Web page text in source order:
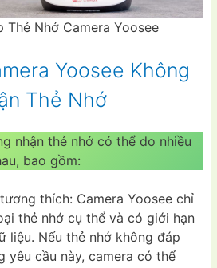
Thẻ Nhớ Camera Yoosee
Yoosee Không
Thẻ Nhớ
nhận thẻ nhớ có thể do nhiều
bao gồm:
thích: Camera Yoosee chỉ
thẻ nhớ cụ thể và có giới hạn
liệu. Nếu thẻ nhớ không đáp
yêu cầu này, camera có thể